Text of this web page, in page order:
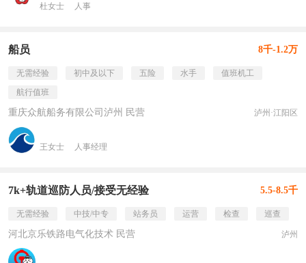
杜女士 人事
船员 8千-1.2万
无需经验 初中及以下 五险 水手
值班机工
航行值班
重庆众航船务有限公司泸州 民营 泸州·江阳区
王女士 人事经理
7k+轨道巡防人员/接受无经验 5.5-8.5千
无需经验 中技/中专 站务员 运营 检查 巡查
河北京乐铁路电气化技术 民营 泸州